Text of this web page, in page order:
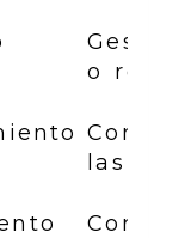
o
las